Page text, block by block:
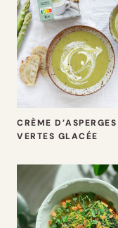
CRÈME D’ASPERGES
VERTES GLACÉE